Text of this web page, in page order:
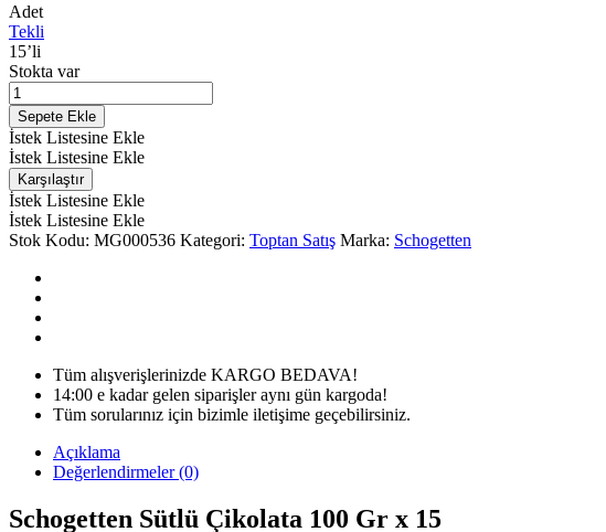
Adet
Tekli
15’li
Stokta var
Schogetten
Sütlü
Çikolata
100
Gr
x15
miktarı
Sepete Ekle
İstek Listesine Ekle
İstek Listesine Ekle
Karşılaştır
İstek Listesine Ekle
İstek Listesine Ekle
Stok Kodu: MG000536 Kategori: Toptan Satış Marka: Schogetten
Tüm alışverişlerinizde KARGO BEDAVA!
14:00 e kadar gelen siparişler aynı gün kargoda!
Tüm sorularınız için bizimle iletişime geçebilirsiniz.
Açıklama
Değerlendirmeler (0)
Schogetten Sütlü Çikolata 100 Gr x 15